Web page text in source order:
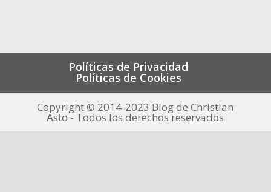
Políticas de Privacidad
Políticas de Cookies
Copyright © 2014-2023 Blog de Christian
Asto - Todos los derechos reservados